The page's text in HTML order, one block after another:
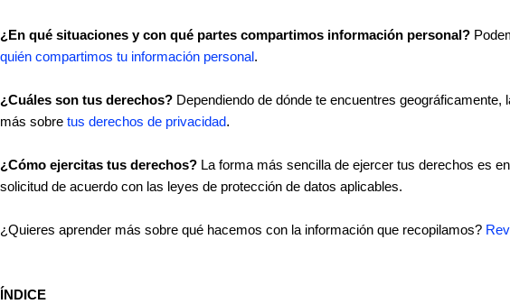
¿En qué situaciones y con qué partes compartimos información personal?
quién compartimos tu información personal.
¿Cuáles son tus derechos? Dependiendo de dónde te encuentres
más sobre tus derechos de privacidad.
¿Cómo ejercitas tus derechos? La forma más sencilla de ejercer tus derechos es
solicitud de acuerdo con las leyes de protección de datos aplicables.
¿Quieres aprender más sobre qué hacemos con la información que recopilamos?
ÍNDICE